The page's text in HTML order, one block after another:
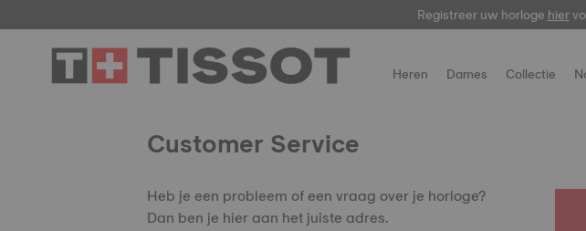
Registreer uw horlogehier
Heren Dames Collectie
Customer Service
Heb je een probleem of een vraag over je horloge?
Dan ben je hier aan het juiste adres.